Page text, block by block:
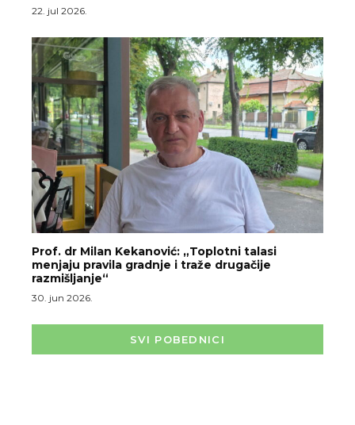
22. jul 2026.
Prof. dr Milan Kekanović: „Toplotni talasi
menjaju pravila gradnje i traže drugačije
razmišljanje“
30. jun 2026.
SVI POBEDNICI